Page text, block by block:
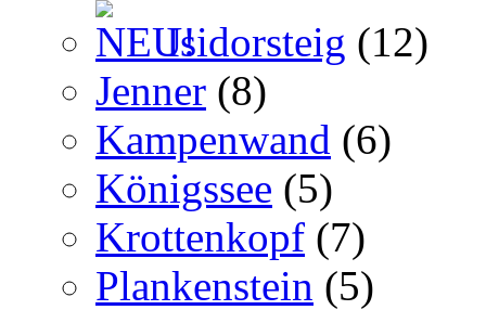
Isidorsteig (12)
Jenner (8)
Kampenwand (6)
Königssee (5)
Krottenkopf (7)
Plankenstein (5)